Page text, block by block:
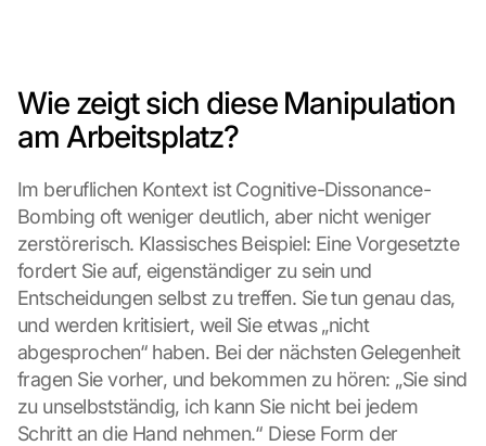
Wie zeigt sich diese Manipulation
am Arbeitsplatz?
Im beruflichen Kontext ist Cognitive-Dissonance-
Bombing oft weniger deutlich, aber nicht weniger
zerstörerisch. Klassisches Beispiel: Eine Vorgesetzte
fordert Sie auf, eigenständiger zu sein und
Entscheidungen selbst zu treffen. Sie tun genau das,
und werden kritisiert, weil Sie etwas „nicht
abgesprochen“ haben. Bei der nächsten Gelegenheit
fragen Sie vorher, und bekommen zu hören: „Sie sind
zu unselbstständig, ich kann Sie nicht bei jedem
Schritt an die Hand nehmen.“ Diese Form der